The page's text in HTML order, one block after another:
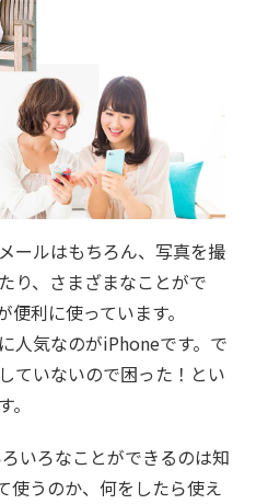
ールはもちろん、写真を撮
り、さまざまなことがで
利に使っています。
人気なのがiPhoneです。で
ていないので困った！とい
いろなことができるのは知
使うのか、何をしたら使え